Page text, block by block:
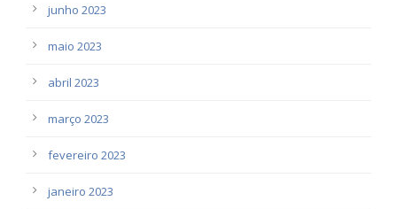
junho 2023
maio 2023
abril 2023
março 2023
fevereiro 2023
janeiro 2023